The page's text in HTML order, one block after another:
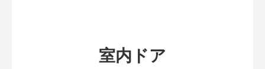
室内ドア